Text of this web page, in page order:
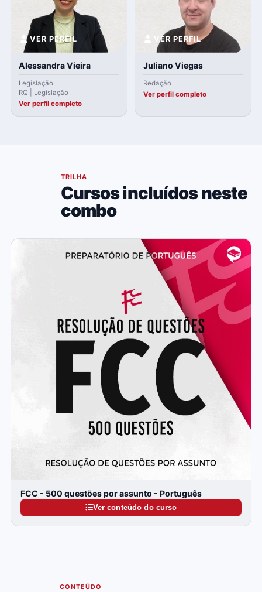
VER PERFIL
Alessandra Vieira
Legislação
RQ | Legislação
Ver perfil completo
VER PERFIL
Juliano Viegas
Redação
Ver perfil completo
TRILHA
Cursos incluídos neste
combo
FCC - 500 questões por assunto - Português
Ver conteúdo do curso
CONTEÚDO